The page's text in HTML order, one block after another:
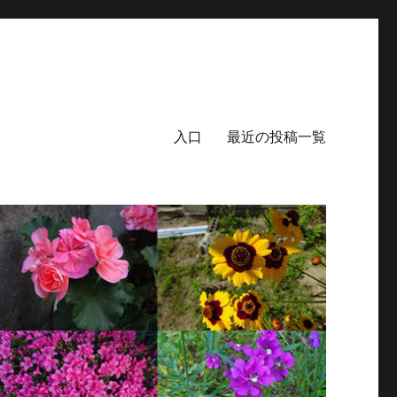
入口 最近の投稿一覧